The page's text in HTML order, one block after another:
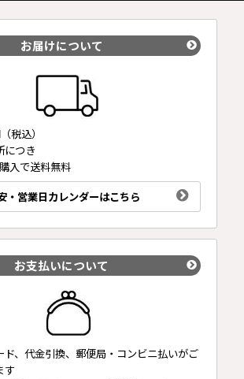
氷熟梅ワイン2023は、完売致しまし
払いで「d払い」がご利用いただけるよう
しくは
定を行っております。詳しくは
たしました。
しております。次回の入荷は8月下旬頃の
ました。ありがとうございました。
ました。ありがとうございました。
お届けについて
税込）
につき
入で送料無料
・営業日カレンダーはこちら
お支払いについて
ド、代金引換、郵便局・コンビニ払いがご
す